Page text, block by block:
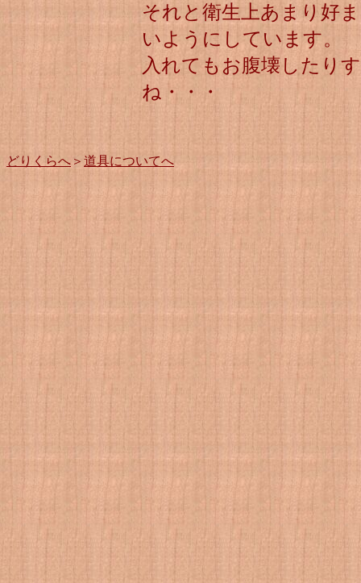
それと衛生上あまり好
いようにしています。
入れてもお腹壊したり
ね・・・
どりくらへ ＞ 道具についてへ